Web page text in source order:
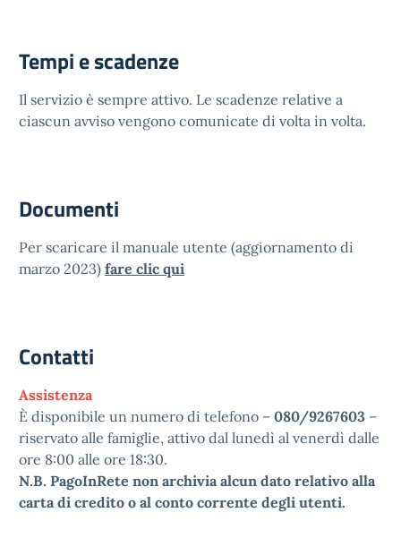
Tempi e scadenze
Il servizio è sempre attivo. Le scadenze relative a
ciascun avviso vengono comunicate di volta in volta.
Documenti
Per scaricare il manuale utente (aggiornamento di
marzo 2023) fare clic qui
Contatti
Assistenza
È disponibile un numero di telefono – 080/9267603 –
riservato alle famiglie, attivo dal lunedì al venerdì dalle
ore 8:00 alle ore 18:30.
N.B. PagoInRete non archivia alcun dato relativo alla
carta di credito o al conto corrente degli utenti.